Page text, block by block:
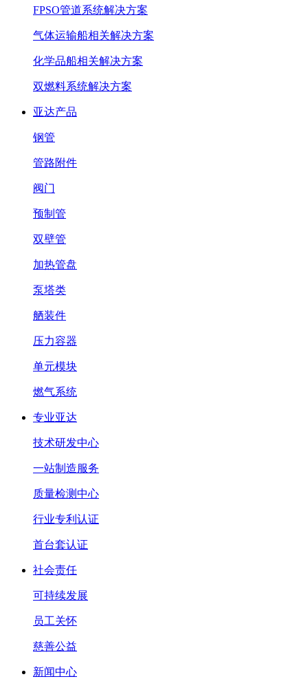
FPSO管道系统解决方案
气体运输船相关解决方案
化学品船相关解决方案
双燃料系统解决方案
亚达产品
钢管
管路附件
阀门
预制管
双壁管
加热管盘
泵塔类
舾装件
压力容器
单元模块
燃气系统
专业亚达
技术研发中心
一站制造服务
质量检测中心
行业专利认证
首台套认证
社会责任
可持续发展
员工关怀
慈善公益
新闻中心